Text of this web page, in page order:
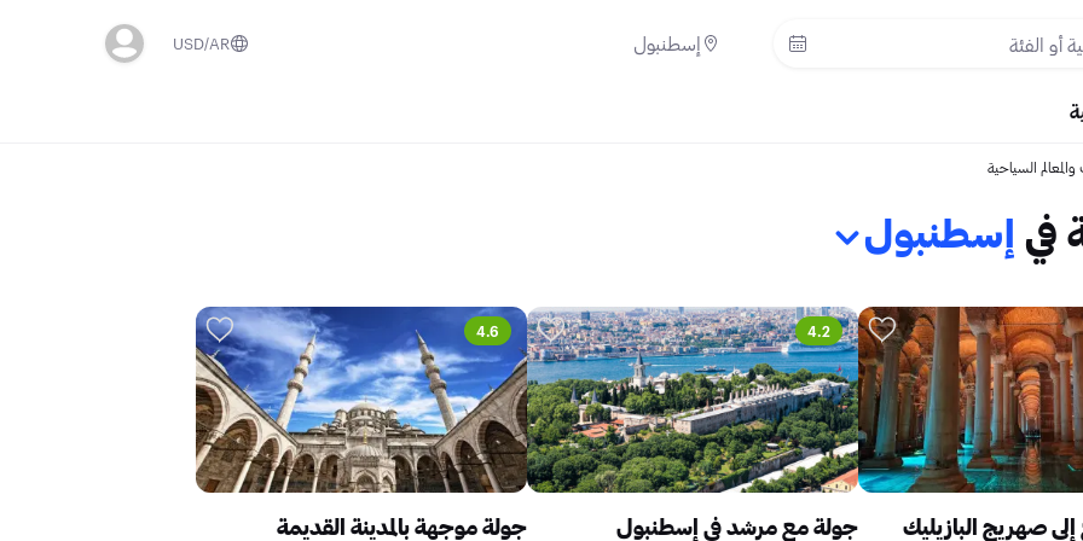
إسطنبول AR
USD
والمعالم السياحية
في إسطنبول
صهريج البازيليك
4.2
جولة مع مرشد في إسطنبول
4.6
جولة موجهة بالمدينة القديمة